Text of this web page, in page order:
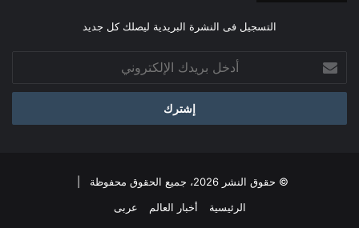
التسجيل فى النشرة البريدية ليصلك كل جديد
بريدك
الإلكتروني
© حقوق النشر 2026، جميع الحقوق محفوظة |
الرئيسية
أخبار العالم عربى